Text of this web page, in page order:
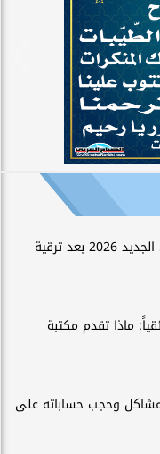
تردد قناة 5Movies الجديد 2026 بعد ترقية
ماذا تقدم مكتبة
وحجب حساباته على